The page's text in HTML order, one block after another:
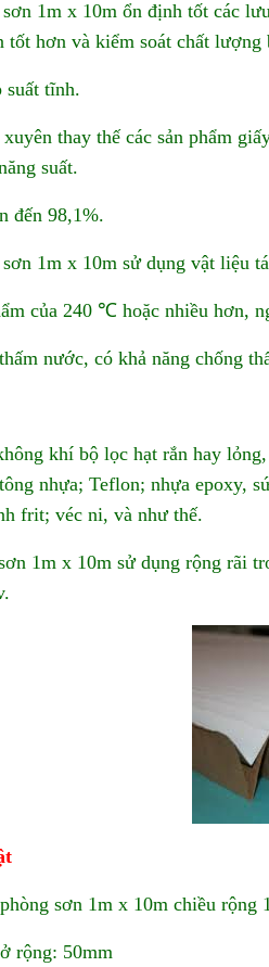
1m x 10m ổn định tốt các
tốt hơn và kiểm soát chất
suất tĩnh.
thay thế các sản phẩm
suất.
đến 98,1%.
1m x 10m sử dụng vật liệu
của 240 ℃ hoặc nhiều hơn,
nước, có khả năng chống
khí bộ lọc hạt rắn hay
nhựa; Teflon; nhựa epoxy,
frit; véc ni, và như thế.
1m x 10m sử dụng rộng rãi
sơn 1m x 10m chiều rộng
rộng: 50mm